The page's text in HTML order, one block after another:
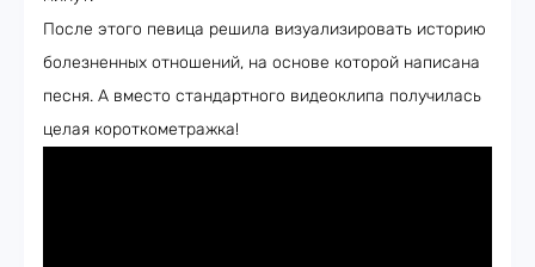
После этого певица решила визуализировать историю
болезненных отношений, на основе которой написана
песня. А вместо стандартного видеоклипа получилась
целая короткометражка!